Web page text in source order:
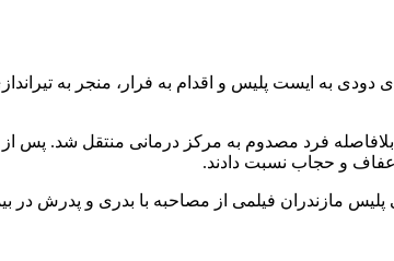
به ایست پلیس و اقدام به فرار، منجر به
افراد مصدوم شده بود و بلافاصله فرد مصدوم به مرکز درمانی منتقل
عفاف و حجاب نسبت دادند.
پلیس مازندران فیلمی از مصاحبه با بدری و پدرش در